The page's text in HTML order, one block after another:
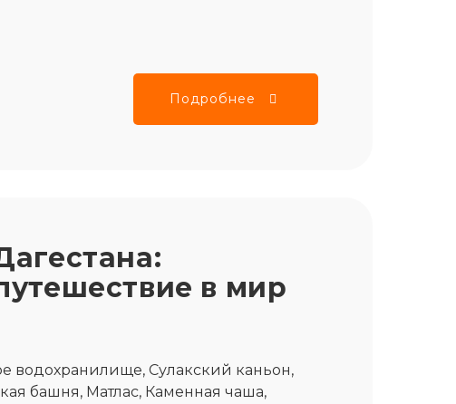
Подробнее
в мир
водохранилище, Сулакский каньон,
башня, Матлас, Каменная чаша,